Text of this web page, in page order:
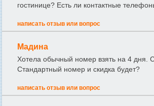
гостинице? Есть ли контактные
написать отзыв или вопрос
Мадина
Хотела обычный номер взять на 4 дня.
Стандартный номер и скидка будет?
написать отзыв или вопрос